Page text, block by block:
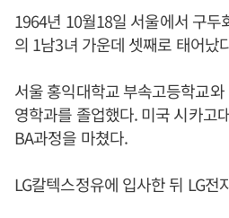
1964년 10월18일 서울에서 구두
의 1남3녀 가운데 셋째로 태어났
서울 홍익대학교 부속고등학교
영학과를 졸업했다. 미국 시카고
BA과정을 마쳤다.
LG칼텍스정유에 입사한 뒤 LG전